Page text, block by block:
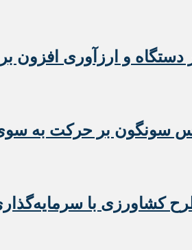
سونگون بر حرکت به سوی